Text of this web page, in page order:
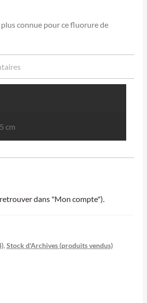
connue pour ce fluorure de
cm
dans "Mon compte").
, Stock d'Archives (produits vendus)